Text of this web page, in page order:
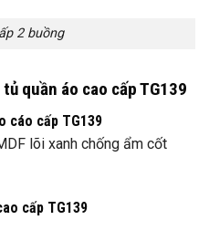
2 buồng
quần áo cao cấp TG139
cáo cấp TG139
lõi xanh chống ẩm cốt
cấp TG139